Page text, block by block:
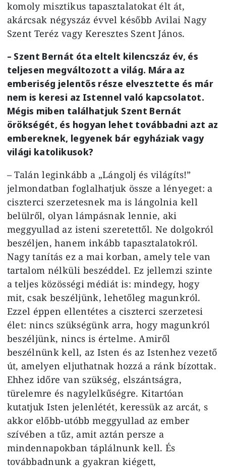
komoly misztikus tapasztalatokat élt át,
akárcsak négyszáz évvel később Avilai Nagy
Szent Teréz vagy Keresztes Szent János.
– Szent Bernát óta eltelt kilencszáz év, és
teljesen megváltozott a világ. Mára az
emberiség jelentős része elvesztette és már
nem is keresi az Istennel való kapcsolatot.
Mégis miben találhatjuk Szent Bernát
örökségét, és hogyan lehet továbbadni azt az
embereknek, legyenek bár egyháziak vagy
világi katolikusok?
– Talán leginkább a „Lángolj és világíts!”
jelmondatban foglalhatjuk össze a lényeget: a
ciszterci szerzetesnek ma is lángolnia kell
belülről, olyan lámpásnak lennie, aki
meggyullad az isteni szeretettől. Ne dolgokról
beszéljen, hanem inkább tapasztalatokról.
Nagy tanítás ez a mai korban, amely tele van
tartalom nélküli beszéddel. Ez jellemzi szinte
a teljes közösségi médiát is: mindegy, hogy
mit, csak beszéljünk, lehetőleg magunkról.
Ezzel éppen ellentétes a ciszterci szerzetesi
élet: nincs szükségünk arra, hogy magunkról
beszéljünk, nincs is értelme. Amiről
beszélnünk kell, az Isten és az Istenhez vezető
út, amelyen eljuthatnak hozzá a ránk bízottak.
Ehhez időre van szükség, elszántságra,
türelemre és nagylelkűségre. Kitartóan
kutatjuk Isten jelenlétét, keressük az arcát, s
akkor előbb-utóbb meggyullad az ember
szívében a tűz, amit aztán persze a
mindennapokban táplálnunk kell. És
továbbadnunk a gyakran kiégett,